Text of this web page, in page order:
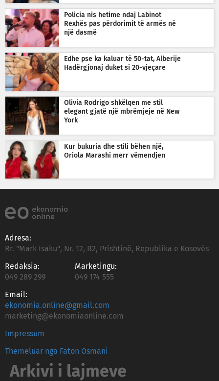
Policia nis hetime ndaj Labinot
Rexhës pas përdorimit të armës në
një dasmë
Edhe pse ka kaluar të 50-tat, Alberije
Hadërgjonaj duket si 20-vjeçare
Olivia Rodrigo shkëlqen me stil
elegant gjatë një mbrëmjeje në New
York
Kur bukuria dhe stili bëhen një,
Oriola Marashi merr vëmendjen
Adresa:
Rr. "Mark Isaku", Nr. 12, B2, Prishtinë, Republika e Kosovës
Redaksia:
049 289 299
Marketingu:
049 174 555
Email:
ekonomia.online@gmail.com
marketing@ekonomiaonline.com
Impressum
Themeluar nga Faton Osmani
Arkivi i lajmeve